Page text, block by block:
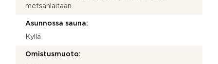
metsänlaitaan.
Asunnossa sauna:
Kyllä
Omistusmuoto: